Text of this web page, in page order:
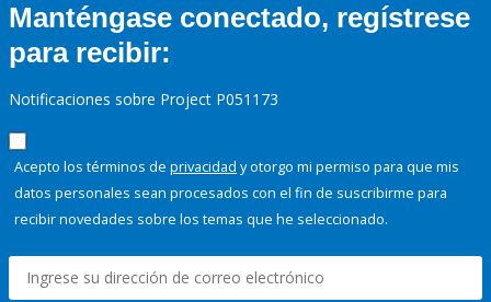
Manténgase conectado, regístrese
para recibir:
Notificaciones sobre Project P051173
Acepto los términos de privacidad y otorgo mi permiso para que mis
datos personales sean procesados con el fin de suscribirme para
recibir novedades sobre los temas que he seleccionado.